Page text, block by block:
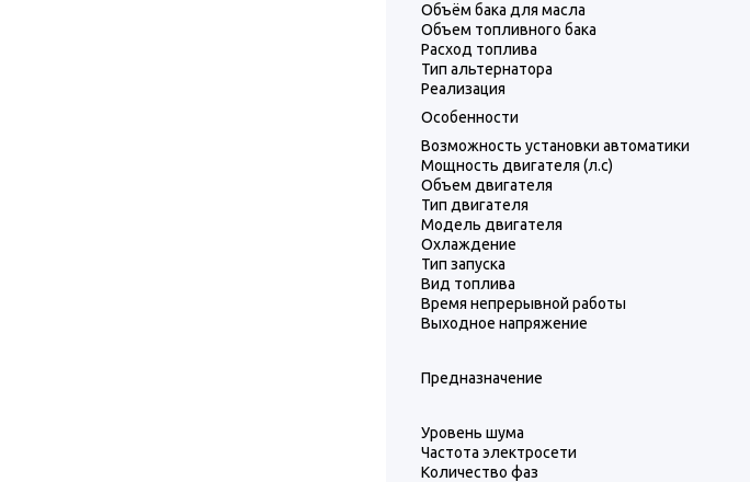
Объём бака для масла
Объем топливного бака
Расход топлива
Тип альтернатора
Реализация
Особенности
Возможность установки автоматики
Мощность двигателя (л.с)
Объем двигателя
Тип двигателя
Модель двигателя
Охлаждение
Тип запуска
Вид топлива
Время непрерывной работы
Выходное напряжение
Предназначение
Уровень шума
Частота электросети
Количество фаз